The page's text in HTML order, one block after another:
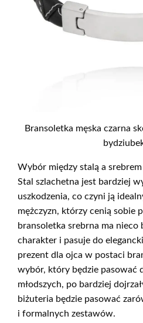
Bransoletka męska czarna
Wybór między stalą a
Stal szlachetna jest bardziej
uszkodzenia, co czyni ją
mężczyzn, którzy cenią sobie
bransoletka srebrna ma nieco
charakter i pasuje do
prezent dla ojca w postaci
wybór, który będzie pasować
młodszych, po bardziej
biżuteria będzie pasować
i formalnych zestawów.